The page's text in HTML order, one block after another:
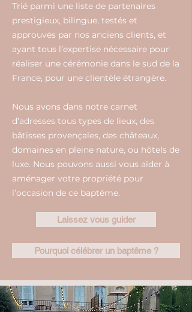
Trié parmi une liste de partenaires
prestigieux, bilingue, testés et
approuvés par nos anciens clients, et
ayant tous l’expertise nécessaire pour
réaliser une cérémonie dans le sud de la
France, pour une clientèle étrangère.
Nous avons dans notre carnet
d’adresses tous types de lieux, des
bâtisses provençales, des châteaux,
domaines en pleine nature, ou hôtels de
luxe. Nous pouvons aussi vous aider à
aménager votre propriété pour
l’occasion de ce baptême.
Laissez vous guider
Pourquoi célébrer un baptême ?